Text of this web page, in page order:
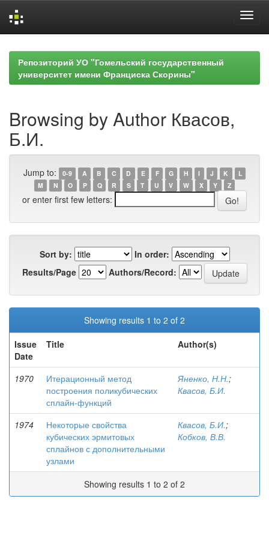
navigationРепозиторий УО "Гомельский государственный
университет имени Франциска Скорины"
Browsing by Author Квасов,
Б.И.
Jump to: 0-9 A B C D E F G H I J K
L
M
N O P Q R S T U V W X Y Z
or enter first few letters:
Sort by:
In order:
Results/Page
Authors/Record:
Showing results 1 to 2 of 2
Issue
Date
Title Author(s)
1970
Итерационный метод
построения поликубических
сплайн-функций
Яненко, Н.Н.;
Квасов, Б.И.
1974
Некоторые свойства
кубических эрмитовых
сплайнов с дополнительными
узлами
Квасов, Б.И.;
Кобков, В.В.
Showing results 1 to 2 of 2